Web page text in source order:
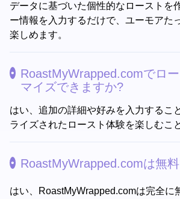
データに基づいた個性的なローストを
ー情報を入力するだけで、ユーモアた
楽しめます。
RoastMyWrapped.comでロ
マイズできますか?
はい、追加の詳細や好みを入力するこ
ライズされたロースト体験を楽しむこ
RoastMyWrapped.comは無
はい、RoastMyWrapped.comは完全に